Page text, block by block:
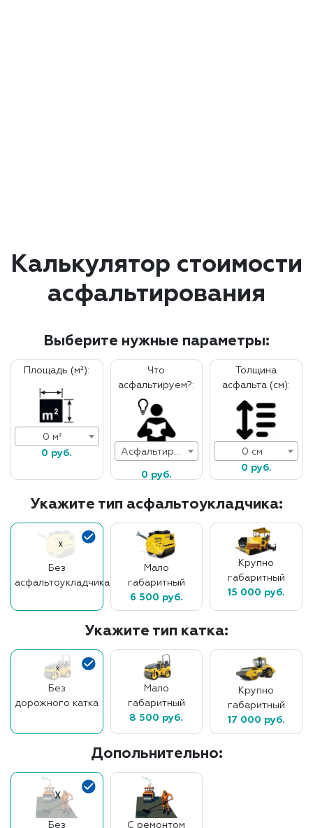
Калькулятор стоимости
асфальтирования
Выберите нужные параметры:
Площадь (м²):
0 м²
0 руб.
Что
асфальтируем?:
0 руб.
Толщина
асфальта (см):
0 см
0 руб.
Укажите тип асфальтоукладчика:
Без
асфальтоукладчика
Мало
габаритный
6 500 руб.
Крупно
габаритный
15 000 руб.
Укажите тип катка:
Без
дорожного катка
Мало
габаритный
8 500 руб.
Крупно
габаритный
17 000 руб.
Допольнительно:
Без С ремонтом